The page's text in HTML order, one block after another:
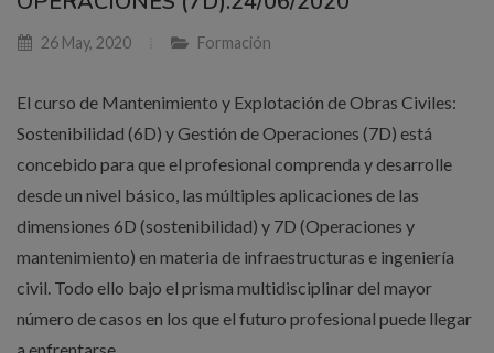
26 May, 2020 Formación
El curso de Mantenimiento y Explotación de Obras Civiles:
Sostenibilidad (6D) y Gestión de Operaciones (7D) está
concebido para que el profesional comprenda y desarrolle
desde un nivel básico, las múltiples aplicaciones de las
dimensiones 6D (sostenibilidad) y 7D (Operaciones y
mantenimiento) en materia de infraestructuras e ingeniería
civil. Todo ello bajo el prisma multidisciplinar del mayor
número de casos en los que el futuro profesional puede llegar
a enfrentarse.